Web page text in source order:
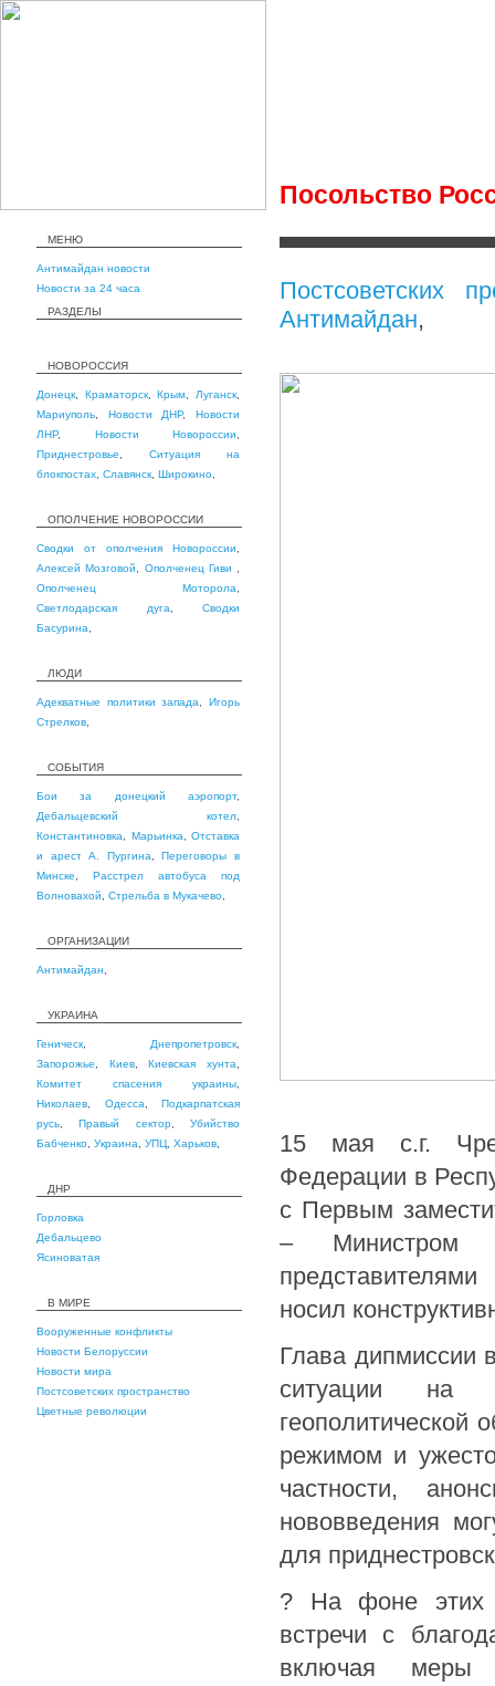
Посольство
МЕНЮ
Антимайдан новости
Новости за 24 часа
РАЗДЕЛЫ
НОВОРОССИЯ
Донецк Краматорск,Крым Луганск
Мариуполь
Новости ДНР,Новости
ЛНР, Новости Новороссии
Приднестровье
Ситуация на
блокпостах Славянск Широкино
ОПОЛЧЕНИЕ НОВОРОССИИ
Сводки от ополчения Новороссии
Алексей Мозговой
Ополченец Гиви
Ополченец Моторола
Светлодарская дуга
Сводки
Басурина
ЛЮДИ
Адекватные политики запада ,Игорь
Стрелков
СОБЫТИЯ
Бои за донецкий аэропорт,
Дебальцевский котел
Константиновка
Марьинка
Отставка
и арест А. Пургина ,Переговоры в
Минске
Расстрел автобуса под
Волновахой
Стрельба в Мукачево
ОРГАНИЗАЦИИ
Антимайдан
УКРАИНА
Геническ Днепропетровск
Запорожье
Киев,Киевская хунта
Комитет спасения украины
Николаев
Одесса
Подкарпатская
русь ,Правый сектор,Убийство
Бабченко Украина УПЦ Харьков
ДНР
Горловка
Дебальцево
Ясиноватая
В МИРЕ
Вооруженные конфликты
Новости Белоруссии
Новости мира
Постсоветских пространство
Цветные революции
Постсоветских
Антимайдан,
15 мая с.г.
Федерации в
с Первым
– Министром
носил
Глава дипмиссии
ситуации на
геополитической
режимом и
частности,
нововведения
для
? На фоне этих
встречи с
включая меры